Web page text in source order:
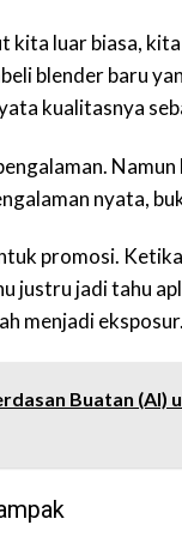
luar biasa,
blender baru
kualitasnya
nyata,
promosi.
justru jadi tahu
menjadi eksposur.
Buatan (AI)